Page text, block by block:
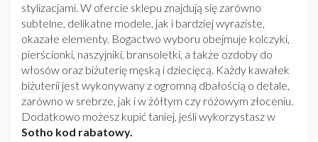
stylizacjami. W ofercie sklepu znajdują się zarówno
subtelne, delikatne modele, jak i bardziej wyraziste,
okazałe elementy. Bogactwo wyboru obejmuje kolczyki,
pierścionki, naszyjniki, bransoletki, a także ozdoby do
włosów oraz biżuterię męską i dziecięcą. Każdy kawałek
biżuterii jest wykonywany z ogromną dbałością o detale,
zarówno w srebrze, jak i w żółtym czy różowym złoceniu.
Dodatkowo możesz kupić taniej, jeśli wykorzystasz w
Sotho kod rabatowy.